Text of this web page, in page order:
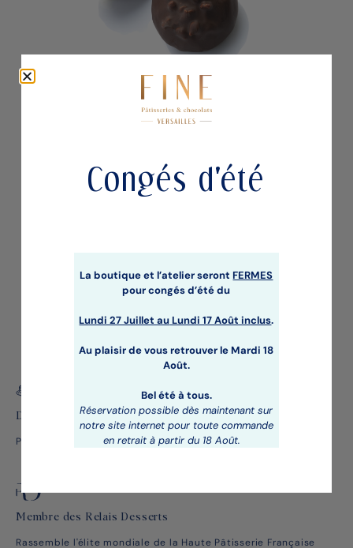
MERINGUETTES CHOCOLAT NOIR
Des pâtisseries étoilées
Par un Chef Pâtissier renommé plusieurs fois récompensé
Membre des Relais Desserts
Rassemble l'élite mondiale de la Haute Pâtisserie Française
Congés d'été
La boutique et l’atelier seront FERMES
pour congés d’été du
Lundi 27 Juillet au Lundi 17 Août inclus.
Au plaisir de vous retrouver le Mardi 18
Août.
Bel été à tous.
Réservation possible dès maintenant sur
notre site internet pour toute commande
en retrait à partir du 18 Août.